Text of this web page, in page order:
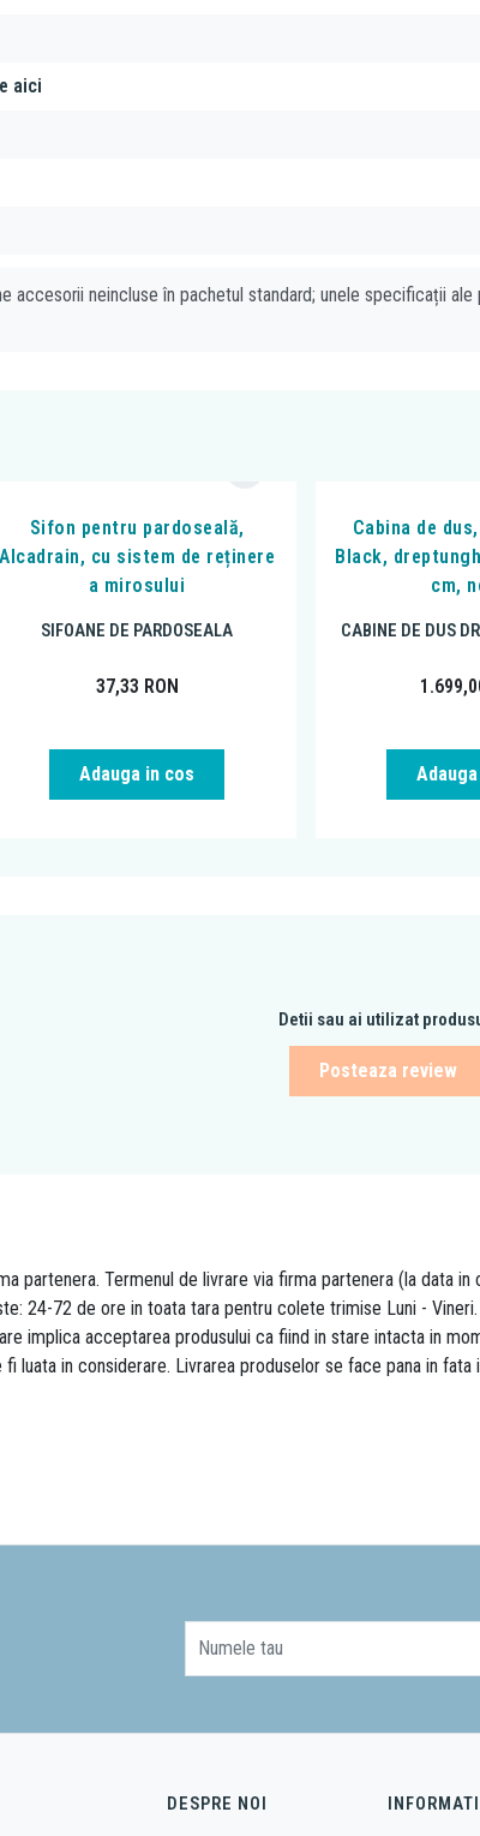
aici
accesorii neincluse în pachetul standard; unele specificații
Sifon pentru pardoseală,
Alcadrain, cu sistem de reținere
a mirosului
SIFOANE DE PARDOSEALA
37,33 RON
Adauga in cos
Cabina de
Black,
cm,
CABINE DE DUS
Detii sau ai utilizat
Posteaza review
partenera. Termenul de livrare via firma partenera (la data
24-72 de ore in toata tara pentru colete trimise Luni -
implica acceptarea produsului ca fiind in stare intacta in
luata in considerare. Livrarea produselor se face pana in
Numele tau
DESPRE NOI INFORMATII